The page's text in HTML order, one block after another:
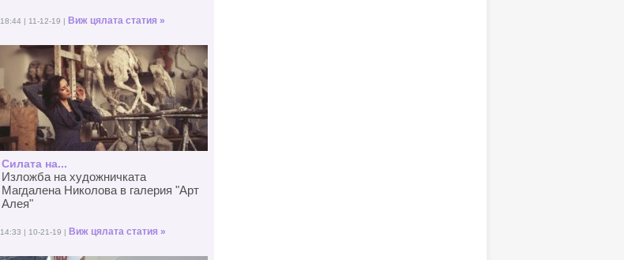
18:44 | 11-12-19 | Виж цялата статия »
Силата на...
Изложба на художничката
Магдалена Николова в галерия "Арт
Алея"
14:33 | 10-21-19 | Виж цялата статия »